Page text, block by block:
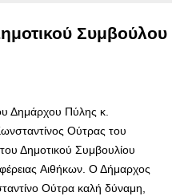
Συμβούλου
Δημάρχου Πύλης κ.
Ούτρας του
Δημοτικού Συμβουλίου
Αιθήκων. Ο Δήμαρχος
Ούτρα καλή δύναμη,